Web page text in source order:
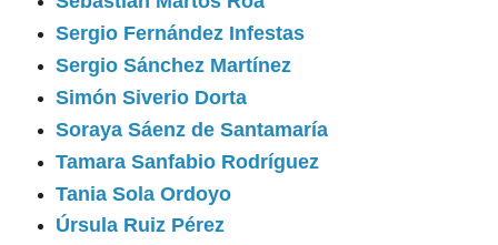
Sergio Fernández Infestas
Sergio Sánchez Martínez
Simón Siverio Dorta
Soraya Sáenz de Santamaría
Tamara Sanfabio Rodríguez
Tania Sola Ordoyo
Úrsula Ruiz Pérez